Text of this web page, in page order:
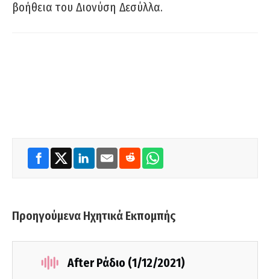
βοήθεια του Διονύση Δεσύλλα.
Προηγούμενα Ηχητικά Εκπομπής
After Ράδιο (1/12/2021)